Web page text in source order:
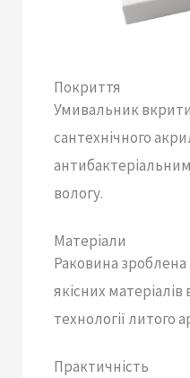
Покриття
Умивальник
сантехнічного
вологу.
Матеріали
Раковина
якісних
технології литого
Практичність